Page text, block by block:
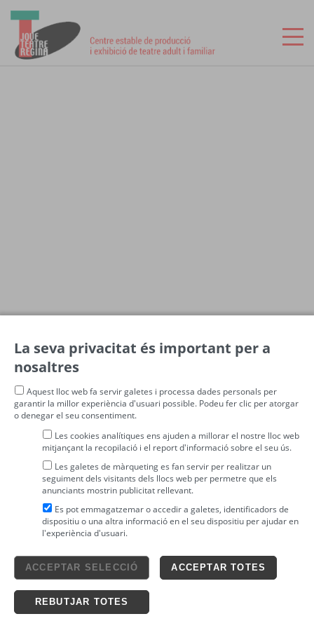
powered by4tickets S.L.
Ticketing solutions
Avís legal
Condicions generals
La seva privacitat és important per a
nosaltres
Aquest lloc web fa servir galetes i processa dades personals per
garantir la millor experiència d'usuari possible. Podeu fer clic per atorgar
o denegar el seu consentiment.
Les cookies analítiques ens ajuden a millorar el nostre lloc web
mitjançant la recopilació i el report d'informació sobre el seu ús.
Les galetes de màrqueting es fan servir per realitzar un
seguiment dels visitants dels llocs web per permetre que els
anunciants mostrin publicitat rellevant.
Es pot emmagatzemar o accedir a galetes, identificadors de
dispositiu o una altra informació en el seu dispositiu per ajudar en
l'experiència d'usuari.
ACCEPTAR TOTES
ACCEPTAR SELECCIÓ
REBUTJAR TOTES